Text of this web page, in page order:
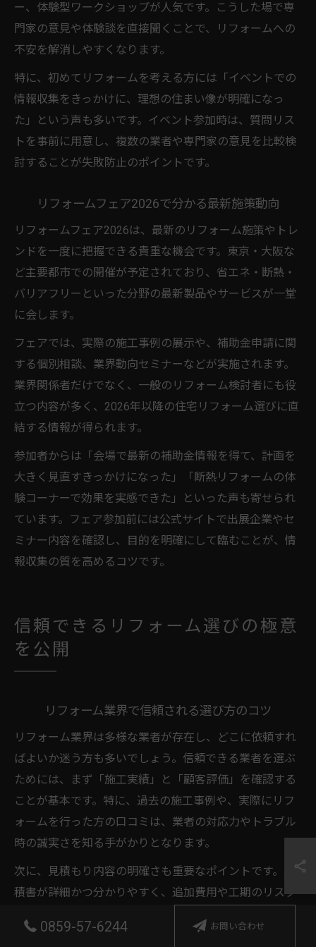
ー、体験型ワークショップが人気です。こうした場で専
門家の意見や体験談を直接聞くことで、リフォームへの
不安を解消しやすくなります。
特に、初めてリフォームを考える方には「イベントでの
情報収集をきっかけに、理想の住まい像が明確になっ
た」という声も多いです。イベント参加時は、質問リス
トを事前に用意し、複数の業者や専門家の意見を比較検
討することが失敗防止のポイントです。
リフォームフェア2026で分かる最新施策動向
リフォームフェア2026は、最新のリフォーム施策やトレ
ンドを一度に把握できる貴重な機会です。東京・大阪な
ど主要都市での開催が予定されており、省エネ・断熱・
バリアフリーといった分野の最新製品やサービスが一堂
に会します。
フェアでは、実際の施工事例の展示や、補助金申請に関
する個別相談、業界動向セミナーなどが実施されます。
業界関係者だけでなく、一般のリフォーム検討者にも役
立つ内容が多く、2026年以降の住宅リフォーム選びに直
結する情報が得られます。
参加者からは「会場で最新の補助金情報を得て、計画を
大きく見直すきっかけになった」「断熱リフォームの体
験コーナーで効果を実感できた」といった声も寄せられ
ています。フェア参加前には公式サイトで出展企業やセ
ミナー内容を確認し、目的を明確にして臨むことが、情
報収集の質を高めるコツです。
信頼できるリフォーム選びの極意
を公開
リフォーム業界で信頼される選び方のコツ
リフォーム業界は多様な業者が存在し、どこに依頼すれ
ばよいか迷う方も多いでしょう。信頼できる業者を選ぶ
ためには、まず「施工実績」と「顧客評価」を確認する
ことが基本です。特に、過去の施工事例や、実際にリフ
ォームを行った方の口コミは、業者の対応力やトラブル
時の誠実さを知る手がかりとなります。
次に、見積もり内容の明確さも重要なポイントです。見
積書が詳細かつ分かりやすく、追加費用や工期のリスク
向にあります。加えて、国や自治体のリフォーム補助金
0859-57-6244 お問い合わせ